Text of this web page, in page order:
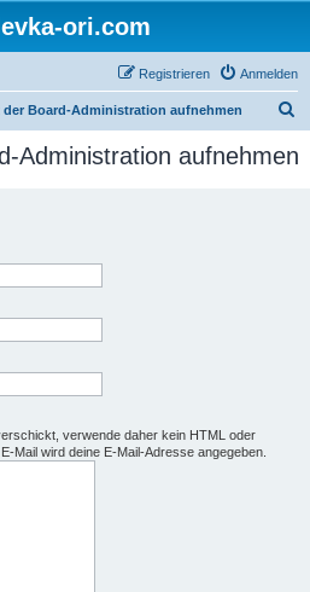
ori.com
Anmelden
Registrieren
Board-Administration aufnehmen
c
Administration aufnehmen
verwende daher kein HTML oder
Mail wird deine E-Mail-Adresse angegeben.